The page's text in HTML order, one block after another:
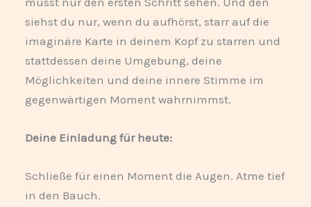
siehst du nur, wenn du aufhörst, starr auf die
imaginäre Karte in deinem Kopf zu starren und
stattdessen deine Umgebung, deine
Möglichkeiten und deine innere Stimme im
gegenwärtigen Moment wahrnimmst.
Deine Einladung für heute:
Schließe für einen Moment die Augen. Atme tief
in den Bauch.